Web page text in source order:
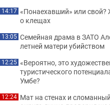
14:17 «Понаехавший» или
о клещах
13:05 Семейная драма в ЗАТО
летней матери убийством
12:25 «Вероятно, это
туристического
Умбе?
12:24 Мат на стенах и